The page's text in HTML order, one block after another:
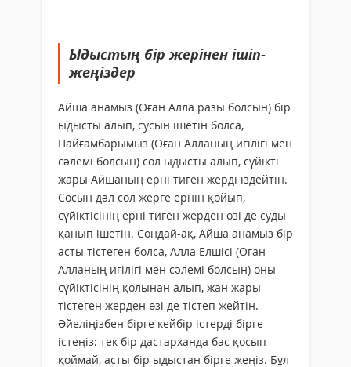
Ыдыстың бір жерінен ішіп-
жеңіздер
Айша анамыз (Оған Алла разы болсын) бір
ыдысты алып, сусын ішетін болса,
Пайғамбарымыз (Оған Алланың игілігі мен
сәлемі болсын) сол ыдысты алып, сүйікті
жары Айшаның ерні тиген жерді іздейтін.
Сосын дәл сол жерге ернін қойып,
сүйіктісінің ерні тиген жерден өзі де суды
қанып ішетін. Сондай-ақ, Айша анамыз бір
асты тістеген болса, Алла Елшісі (Оған
Алланың игілігі мен сәлемі болсын) оны
сүйіктісінің қолынан алып, жан жары
тістеген жерден өзі де тістеп жейтін.
Әйеліңізбен бірге кейбір істерді бірге
істеңіз: тек бір дастарханда бас қосып
қоймай, асты бір ыдыстан бірге жеңіз. Бұл